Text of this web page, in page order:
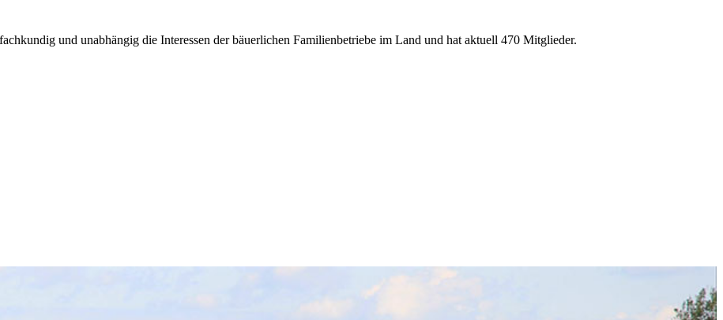
und unabhängig die Interessen der bäuerlichen Familienbetriebe im Land und hat aktuell 470 Mitglieder.